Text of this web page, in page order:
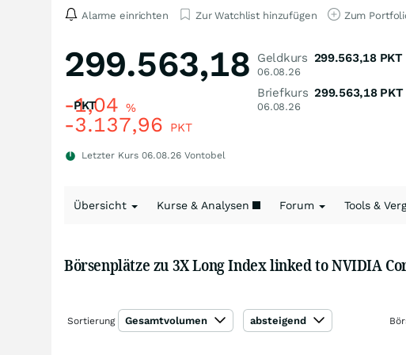
Alarme einrichten Zur Watchlist hinzufügen Zum
299.563,18
PKT
-1,04 %
-3.137,96 PKT
Letzter Kurs 06.08.26 Vontobel
Geldkurs
06.08.26
299.563,18 PKT
Briefkurs
06.08.26
299.563,18 PKT
Übersicht Kurse & Analysen Forum Tools &
Börsenplätze zu 3X Long Index linked to NVIDIA
Sortierung Gesamtvolumen absteigend